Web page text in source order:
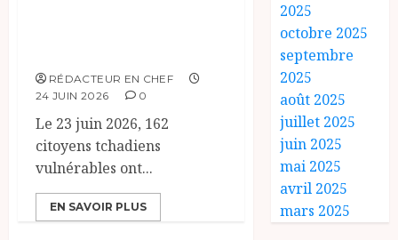
RÉDACTEUR EN CHEF
24 JUIN 2026
0
Le 23 juin 2026, 162
citoyens tchadiens
vulnérables ont...
EN SAVOIR PLUS
2025
octobre 2025
septembre
2025
août 2025
juillet 2025
juin 2025
mai 2025
avril 2025
mars 2025